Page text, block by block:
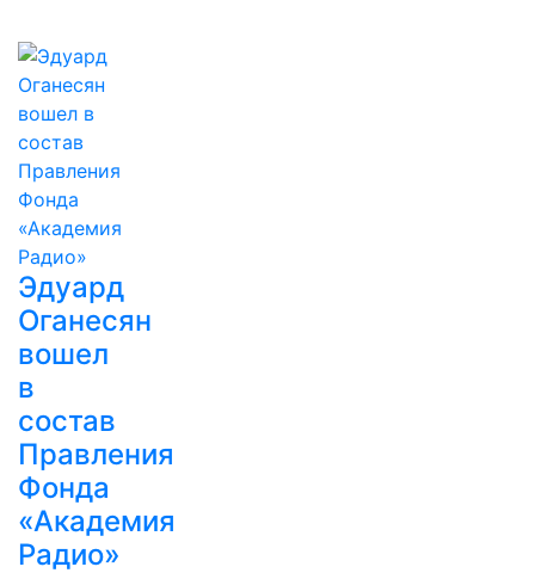
Эдуард
Оганесян
вошел
в
состав
Правления
Фонда
«Академия
Радио»